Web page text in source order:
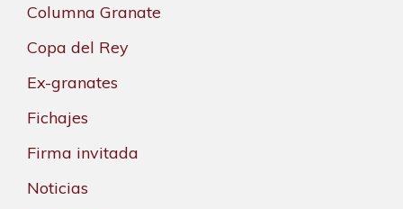
Columna Granate
Copa del Rey
Ex-granates
Fichajes
Firma invitada
Noticias